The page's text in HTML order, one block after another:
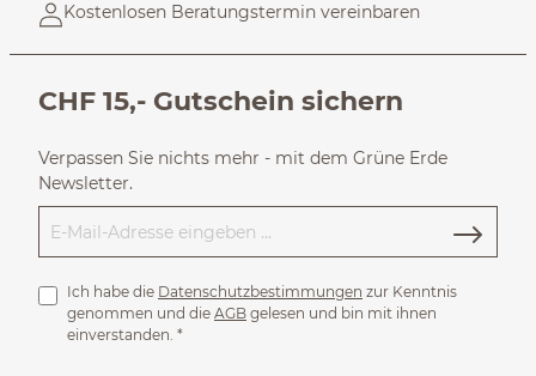
Kostenlosen Beratungstermin vereinbaren
CHF 15,- Gutschein sichern
Verpassen Sie nichts mehr - mit dem Grüne Erde
Newsletter.
Ich habe die Datenschutzbestimmungen zur Kenntnis
genommen und die AGB gelesen und bin mit ihnen
einverstanden. *